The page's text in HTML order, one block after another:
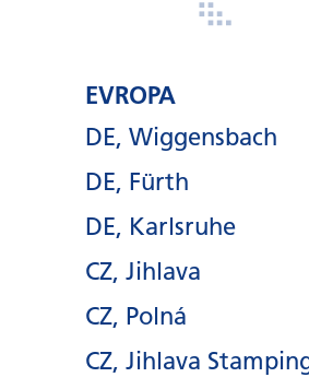
EVROPA
DE, Wiggensbach
DE, Fürth
DE, Karlsruhe
CZ, Jihlava
CZ, Polná
CZ, Jihlava